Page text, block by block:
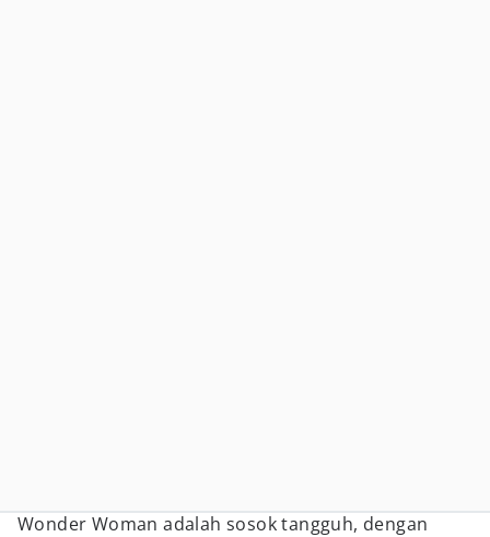
Wonder Woman adalah sosok tangguh, dengan